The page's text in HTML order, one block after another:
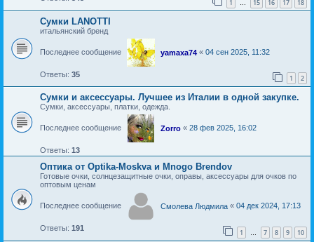
1 … 15 16 17 18
Сумки LANOTTI
итальянский бренд
Последнее сообщение yamaxa74 « 04 сен 2025, 11:32
Ответы: 35 1 2
Сумки и аксессуары. Лучшее из Италии в одной закупке.
Сумки, аксессуары, платки, одежда.
Последнее сообщение Zorro « 28 фев 2025, 16:02
Ответы: 13
Оптика от Optika-Moskva и Mnogo Brendov
Готовые очки, солнцезащитные очки, оправы, аксессуары для очков по
оптовым ценам
Последнее сообщение Смолева Людмила « 04 дек 2024, 17:13
Ответы: 191 1 … 7 8 9 10